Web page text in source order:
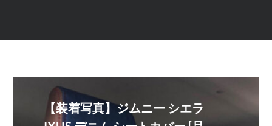
【装着写真】ジムニー シエラ